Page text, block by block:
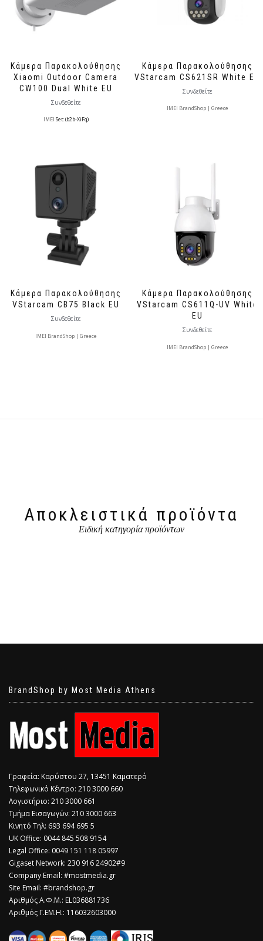
Κάμερα Παρακολούθησης
Xiaomi Outdoor Camera
CW100 Dual White EU
Συνδεθείτε
IMEI Set: (b2b-XiFq)
Κάμερα Παρακολούθησης
VStarcam CS621SR White EU
Συνδεθείτε
IMEI BrandShop | Greece
Κάμερα Παρακολούθησης
VStarcam CB75 Black EU
Συνδεθείτε
IMEI BrandShop | Greece
Κάμερα Παρακολούθησης
VStarcam CS611Q-UV White
EU
Συνδεθείτε
IMEI BrandShop | Greece
Αποκλειστικά προϊόντα
Ειδική κατηγορία προϊόντων
BrandShop by Most Media Athens
Γραφεία: Καρύστου 27, 13451 Καματερό
Τηλεφωνικό Κέντρο: 210 3000 660
Λογιστήριο: 210 3000 661
Τμήμα Εισαγωγών: 210 3000 663
Κινητό Τηλ: 693 694 695 5
​UK Office: 0044 845 508 9154
Legal Office: 0049 151 118 05997
Gigaset Network: 230 916 24902#9
Company Email: #mostmedia.gr
Site Email: #brandshop.gr
Αριθμός Α.Φ.Μ.: EL036881736
Αριθμός Γ.ΕΜ.Η.: 116032603000